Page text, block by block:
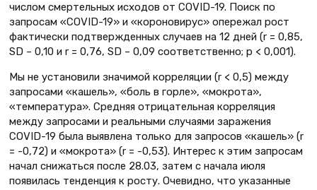
числом смертельных исходов от COVID-19. Поиск по
запросам «COVID-19» и «короновирус» опережал рост
фактически подтверж­денных случаев на 12 дней (r = 0,85,
SD – 0,10 и r = 0,76, SD – 0,09 соответственно; р < 0,001).
Мы не установили значимой корреляции (r < 0,5) между
запросами «кашель», «боль в горле», «мокрота»,
«температура». Средняя отрицательная корреляция
между запросами и реальными случаями заражения
COVID-19 была выявлена только для запросов «кашель» (r
= -0,72) и «мокрота» (r = -0,53). Интерес к этим запросам
начал снижаться после 28.03, затем с начала июля
появилась тенденция к росту. Очевидно, что указанные